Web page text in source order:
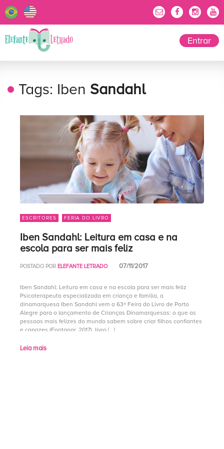
Entrar
Tags: Iben Sandahl
ESCRITORES FERIA DO LIVRO
Iben Sandahl: Leitura em casa e na
escola para ser mais feliz
POSTADO POR ELEFANTE LETRADO 07/11/2017
Iben Sandahl: Leitura em casa e na escola para ser mais feliz
Psicoterapeuta especializada em criança e família, a
dinamarquesa Iben Sandahl vem a 63ª Feira do Livro de Porto
Alegre para o lançamento de Crianças Dinamarquesas: o que as
pessoas mais felizes do mundo sabem sobre criar filhos confiantes
e capazes (Fontanar, 2017), livro […]
Leia mais